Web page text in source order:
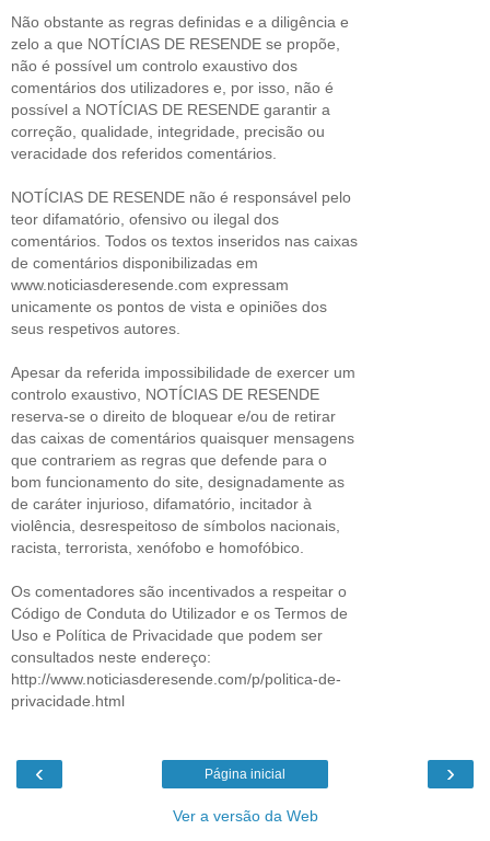
Não obstante as regras definidas e a diligência e
zelo a que NOTÍCIAS DE RESENDE se propõe,
não é possível um controlo exaustivo dos
comentários dos utilizadores e, por isso, não é
possível a NOTÍCIAS DE RESENDE garantir a
correção, qualidade, integridade, precisão ou
veracidade dos referidos comentários.
NOTÍCIAS DE RESENDE não é responsável pelo
teor difamatório, ofensivo ou ilegal dos
comentários. Todos os textos inseridos nas caixas
de comentários disponibilizadas em
www.noticiasderesende.com expressam
unicamente os pontos de vista e opiniões dos
seus respetivos autores.
Apesar da referida impossibilidade de exercer um
controlo exaustivo, NOTÍCIAS DE RESENDE
reserva-se o direito de bloquear e/ou de retirar
das caixas de comentários quaisquer mensagens
que contrariem as regras que defende para o
bom funcionamento do site, designadamente as
de caráter injurioso, difamatório, incitador à
violência, desrespeitoso de símbolos nacionais,
racista, terrorista, xenófobo e homofóbico.
Os comentadores são incentivados a respeitar o
Código de Conduta do Utilizador e os Termos de
Uso e Política de Privacidade que podem ser
consultados neste endereço:
http://www.noticiasderesende.com/p/politica-de-
privacidade.html
‹ ›
Página inicial
Ver a versão da Web